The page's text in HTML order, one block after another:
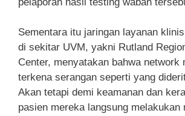
Sementara itu jaringan layanan
di sekitar UVM, yakni Rutland
Center, menyatakan bahwa network
terkena serangan seperti yang
Akan tetapi demi keamanan dan
pasien mereka langsung melakukan